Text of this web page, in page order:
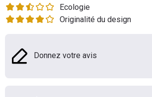
Marques
Ecologie
Originalité du design
Donnez votre avis